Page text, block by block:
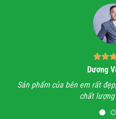
Dương
Sản phẩm của bên em rất
chất